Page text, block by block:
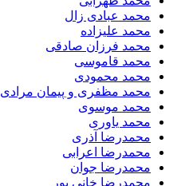
محمد عبادی زال
محمد علیزاده
محمد فرزان صادقی
محمد قاموسی
محمد محمودی
محمد مظفری و پیمان مرادی
محمد موسوی
محمد یاوری
محمدرضا آذری
محمدرضا اعرابی
محمدرضا جوان
محمدرضا خانی پور